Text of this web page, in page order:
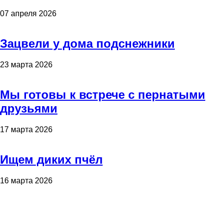
07 апреля 2026
Зацвели у дома подснежники
23 марта 2026
Мы готовы к встрече с пернатыми
друзьями
17 марта 2026
Ищем диких пчёл
16 марта 2026